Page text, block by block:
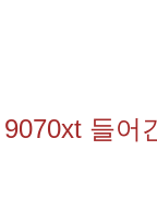
들어